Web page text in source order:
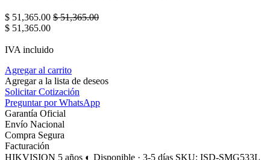
$ 51,365.00 $51,365.00
$ 51,365.00
IVA incluido
Agregar al carrito
Agregar a la lista de deseos
Solicitar Cotización
Preguntar por WhatsApp
Garantía Oficial
Envío Nacional
Compra Segura
Facturación
HIKVISION 5 años ◐ Disponible · 3-5 días SKU: ISD-SMG533L